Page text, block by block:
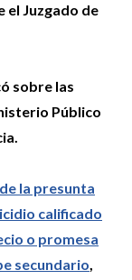
Juzgado de
sobre las
Público
la presunta
calificado
o promesa
secundario,